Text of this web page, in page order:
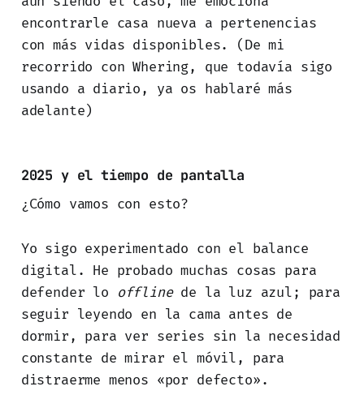
encontrarle casa nueva a pertenencias
con más vidas disponibles. (De mi
recorrido con Whering, que todavía sigo
usando a diario, ya os hablaré más
adelante)
2025 y el tiempo de pantalla
¿Cómo vamos con esto?
Yo sigo experimentado con el balance
digital. He probado muchas cosas para
defender lo
offlinede la luz azul; para
seguir leyendo en la cama antes de
dormir, para ver series sin la necesidad
constante de mirar el móvil, para
distraerme menos «por defecto».